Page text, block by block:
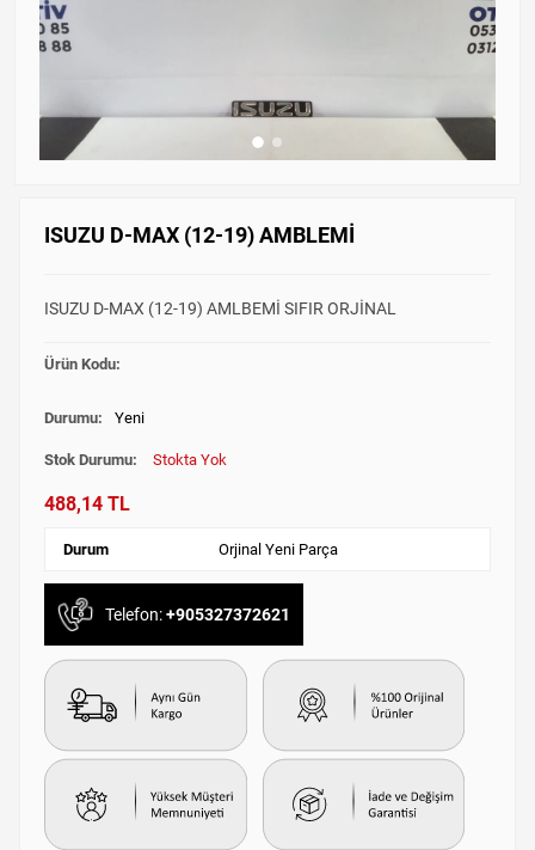
ISUZU D-MAX (12-19) AMBLEMİ
ISUZU D-MAX (12-19) AMLBEMİ SIFIR ORJİNAL
Ürün Kodu:
Durumu: Yeni
Stok Durumu: Stokta Yok
488,14 TL
Durum Orjinal Yeni Parça
Telefon:+905327372621